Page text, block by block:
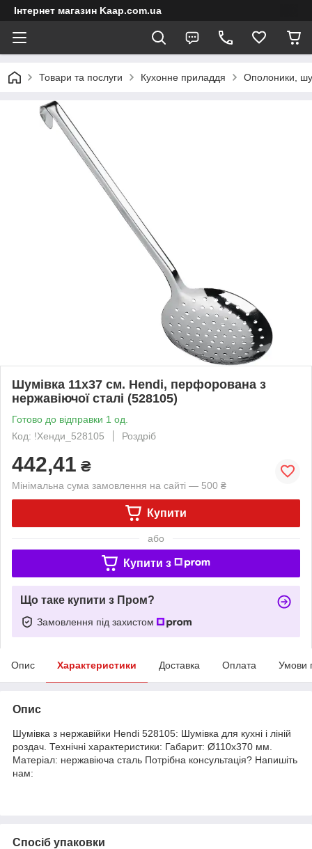
Інтернет магазин Kaap.com.ua
Товари та послуги Кухонне приладдя Ополоники,
Шумівка 11x37 см. Hendi, перфорована з
нержавіючої сталі (528105)
Готово до відправки 1 од.
Код: !Хенди_528105
Роздріб
442,41 ₴
Мінімальна сума замовлення на сайті — 500 ₴
Купити
або
Купити з
Що таке купити з Пром?
Замовлення під захистом
Опис Характеристики Доставка Оплата Умови
Опис
Шумівка з нержавійки Hendi 528105: Шумівка для кухні і ліній
роздач. Технічні характеристики: Габарит: Ø110х370 мм.
Матеріал: нержавіюча сталь Потрібна консультація? Напишіть
нам:
Спосіб упаковки